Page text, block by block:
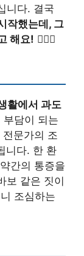
니다. 결국
작했는데, 그
해요! 🏃‍♂️✨
활에서 과도
부담이 되는
문가의 조
니다. 한 환
간의 통증을
보 같은 짓이
조심하는